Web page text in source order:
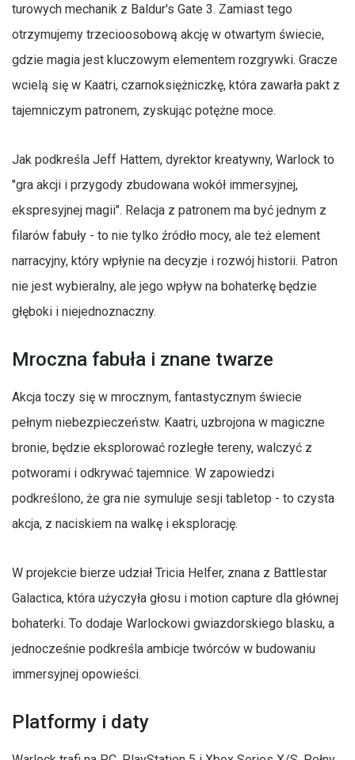
turowych mechanik z Baldur's Gate 3. Zamiast tego
otrzymujemy trzecioosobową akcję w otwartym świecie,
gdzie magia jest kluczowym elementem rozgrywki. Gracze
wcielą się w Kaatri, czarnoksiężniczkę, która zawarła pakt z
tajemniczym patronem, zyskując potężne moce.
Jak podkreśla Jeff Hattem, dyrektor kreatywny, Warlock to
"gra akcji i przygody zbudowana wokół immersyjnej,
ekspresyjnej magii". Relacja z patronem ma być jednym z
filarów fabuły - to nie tylko źródło mocy, ale też element
narracyjny, który wpłynie na decyzje i rozwój historii. Patron
nie jest wybieralny, ale jego wpływ na bohaterkę będzie
głęboki i niejednoznaczny.
Mroczna fabuła i znane twarze
Akcja toczy się w mrocznym, fantastycznym świecie
pełnym niebezpieczeństw. Kaatri, uzbrojona w magiczne
bronie, będzie eksplorować rozległe tereny, walczyć z
potworami i odkrywać tajemnice. W zapowiedzi
podkreślono, że gra nie symuluje sesji tabletop - to czysta
akcja, z naciskiem na walkę i eksplorację.
W projekcie bierze udział Tricia Helfer, znana z Battlestar
Galactica, która użyczyła głosu i motion capture dla głównej
bohaterki. To dodaje Warlockowi gwiazdorskiego blasku, a
jednocześnie podkreśla ambicje twórców w budowaniu
immersyjnej opowieści.
Platformy i daty